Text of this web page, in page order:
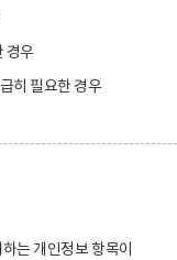
경우
히 필요한 경우
는 개인정보 항목이